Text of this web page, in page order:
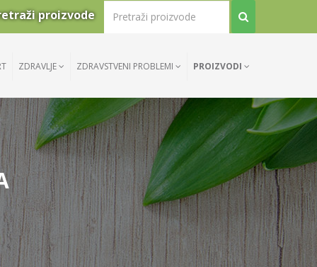
proizvode
ZDRAVLJE ZDRAVSTVENI PROBLEMI PROIZVODI